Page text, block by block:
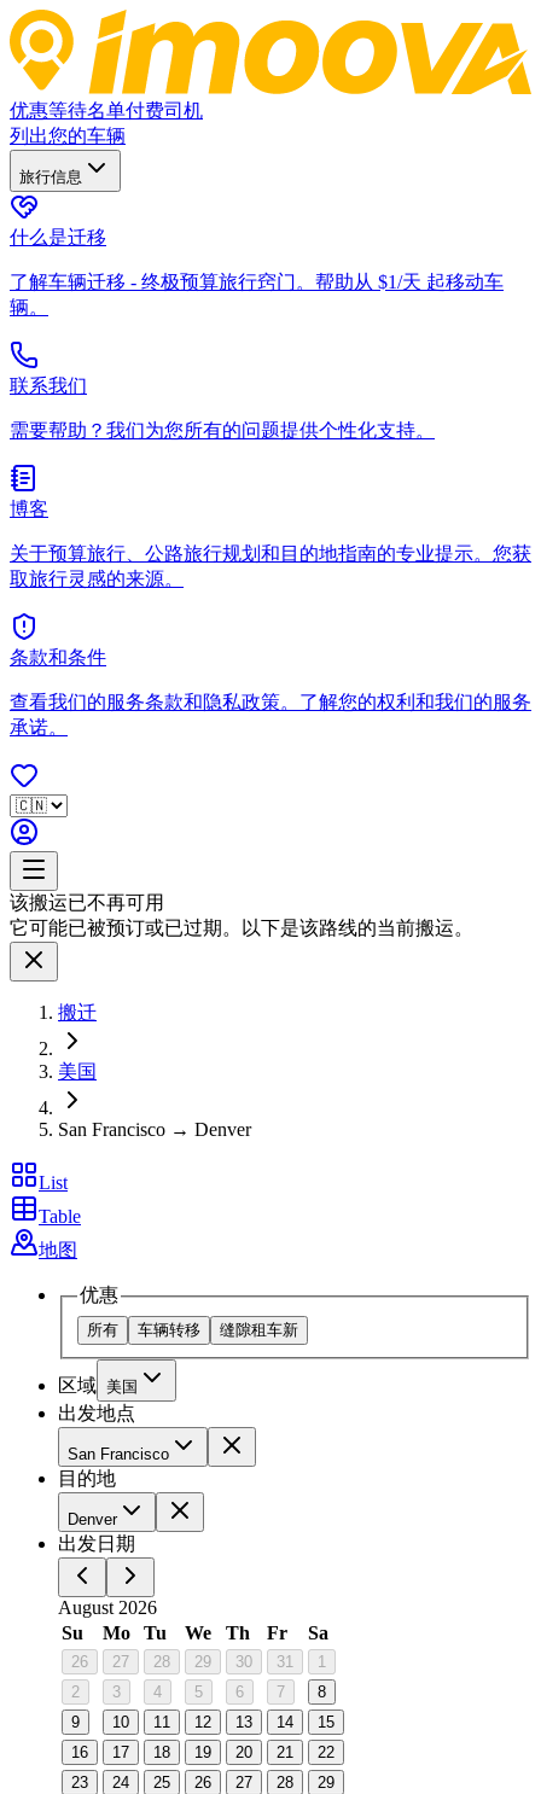
优惠等待名单付费司机
列出您的车辆
旅行信息
什么是迁移
了解车辆迁移 - 终极预算旅行窍门。帮助从 $1/天 起移动车
辆。
联系我们
需要帮助？我们为您所有的问题提供个性化支持。
博客
关于预算旅行、公路旅行规划和目的地指南的专业提示。您获
取旅行灵感的来源。
条款和条件
查看我们的服务条款和隐私政策。了解您的权利和我们的服务
承诺。
该搬运已不再可用
它可能已被预订或已过期。以下是该路线的当前搬运。
搬迁
美国
San Francisco → Denver
List
Table
地图
优惠
所有 车辆转移 缝隙租车新
区域 美国
出发地点
San Francisco
目的地
Denver
出发日期
August 2026
Su
Mo Tu We Th Fr Sa
26 27 28 29 30 31
1
2
3 4 5 6 7
8
9
10 11 12 13 14
15
16
17 18 19 20 21
22
23
24 25 26 27 28
29